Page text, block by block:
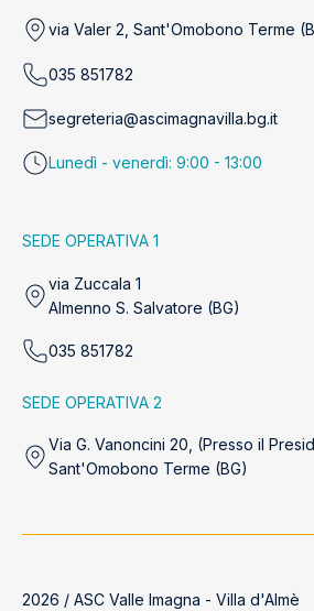
via Valer 2, Sant'Omobono Terme
035 851782
segreteria@ascimagnavilla.bg.it
Lunedì - venerdì: 9:00 - 13:00
SEDE OPERATIVA 1
via Zuccala 1
Almenno S. Salvatore (BG)
035 851782
SEDE OPERATIVA 2
Via G. Vanoncini 20, (Presso il
Sant'Omobono Terme (BG)
2026 / ASC Valle Imagna - Villa d'Almè